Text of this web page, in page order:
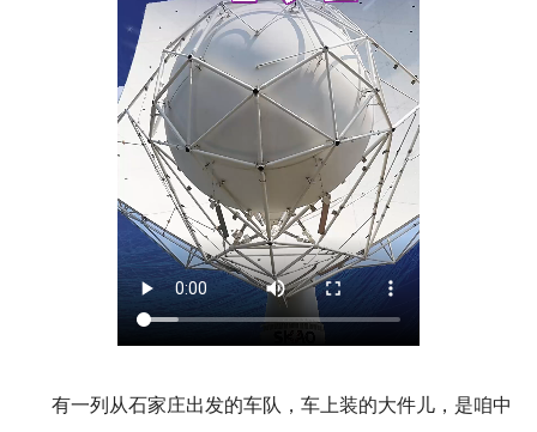
有一列从石家庄出发的车队，车上装的大件儿，是咱中